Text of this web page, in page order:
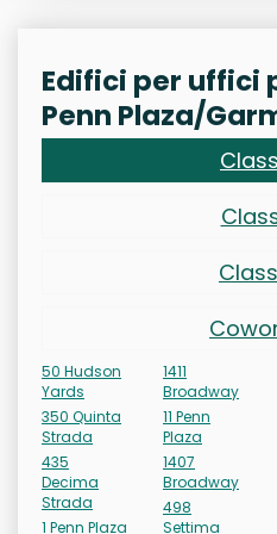
Edifici per uffici
Penn Plaza/
50 Hudson
Yards
350 Quinta
Strada
435
Decima
Strada
1 Penn Plaza
1411
Broadway
11 Penn
Plaza
1407
Broadway
498
Settima